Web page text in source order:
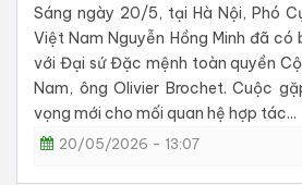
Sáng ngày 20/5, tại Hà Nội, Phó
Việt Nam Nguyễn Hồng Minh đã
với Đại sứ Đặc mệnh toàn quyền
Nam, ông Olivier Brochet. Cuộc
vọng mới cho mối quan hệ hợp tác...
20/05/2026 - 13:07